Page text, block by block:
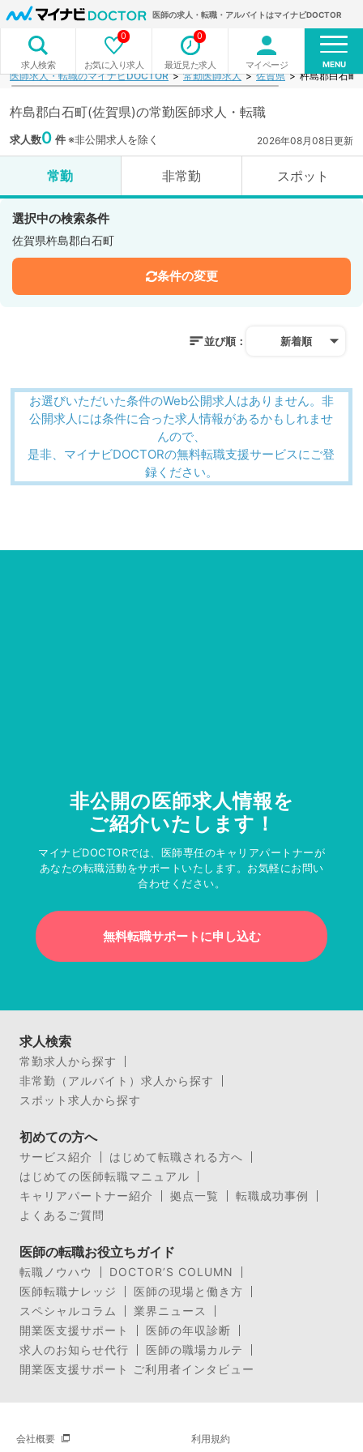
医師の求人・転職・アルバイトはマイナビDOCTOR
求人検索 お気に入り求人
0
最近見た求人
0
マイページ MENU
医師求人・転職のマイナビDOCTOR 常勤医師求人 佐賀県 杵島郡白石町
杵島郡白石町(佐賀県)の常勤医師求人・転職
求人数0 件※非公開求人を除く 2026年08月08日更新
常勤 非常勤 スポット
選択中の検索条件
佐賀県杵島郡白石町
条件の変更
並び順： 新着順
お選びいただいた条件のWeb公開求人はありません。非
公開求人には条件に合った求人情報があるかもしれませ
んので、
是非、マイナビDOCTORの無料転職支援サービスにご登
録ください。
非公開の医師求人情報を
ご紹介いたします！
マイナビDOCTORでは、医師専任のキャリアパートナーが
あなたの転職活動をサポートいたします。お気軽にお問い
合わせください。
無料転職サポートに申し込む
求人検索
常勤求人から探す
非常勤（アルバイト）求人から探す
スポット求人から探す
初めての方へ
サービス紹介
はじめて転職される方へ
はじめての医師転職マニュアル
キャリアパートナー紹介
拠点一覧
転職成功事例
よくあるご質問
医師の転職お役立ちガイド
転職ノウハウ
DOCTOR’S COLUMN
医師転職ナレッジ
医師の現場と働き方
スペシャルコラム
業界ニュース
開業医支援サポート
医師の年収診断
求人のお知らせ代行
医師の職場カルテ
開業医支援サポート ご利用者インタビュー
会社概要 利用規約